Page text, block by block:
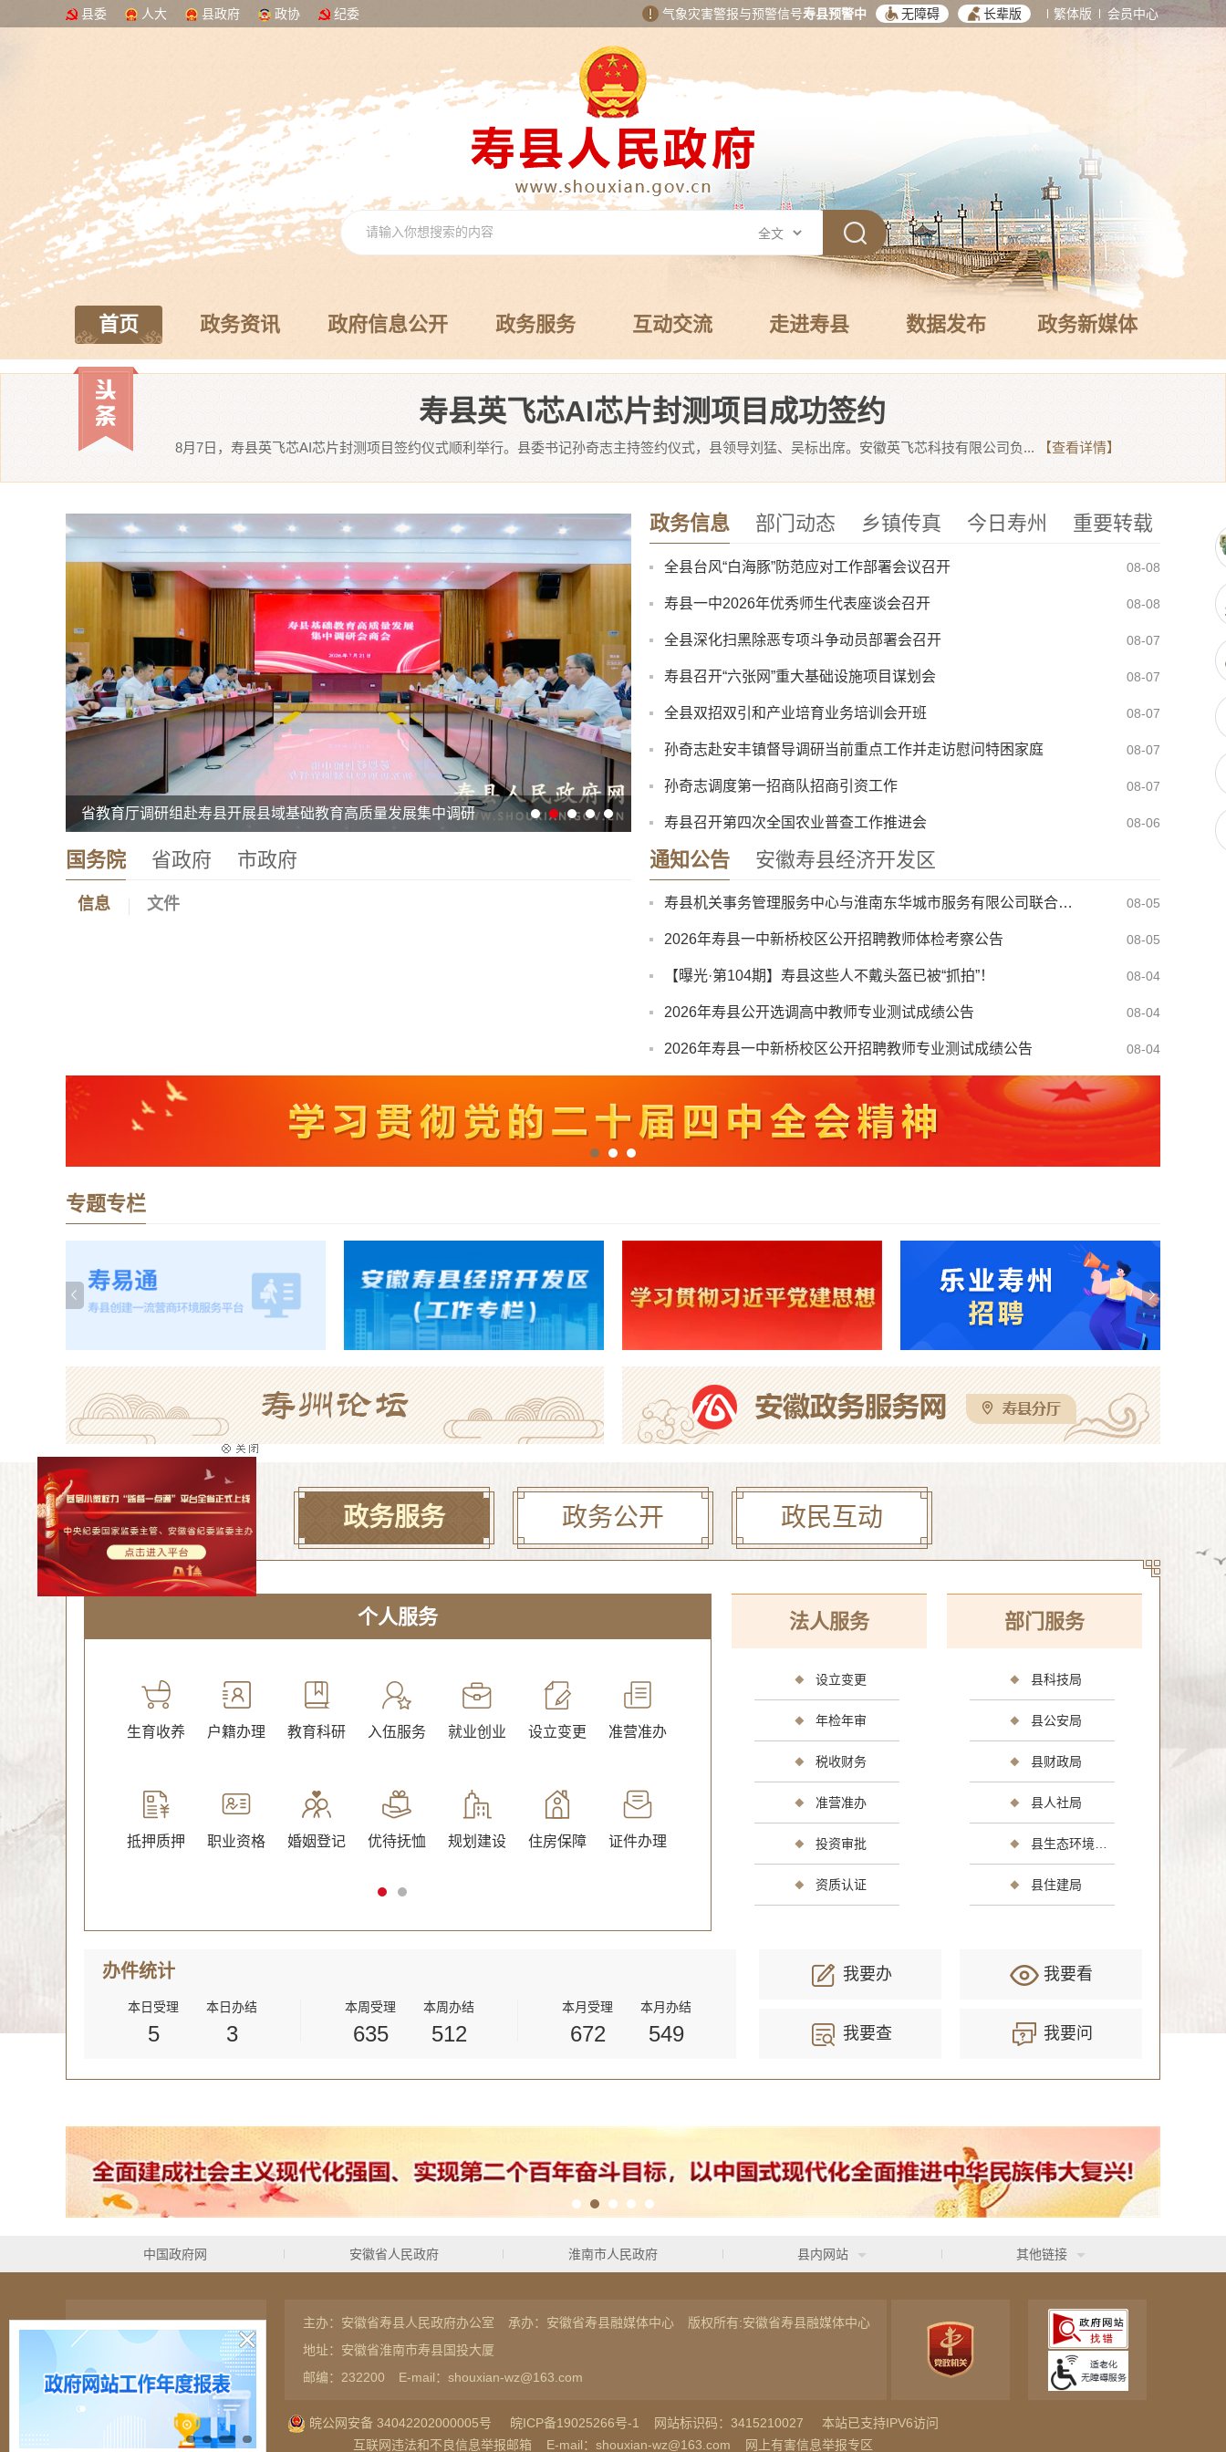
县委 人大 县政府 政协 纪委 气象灾害警报与预警信号寿县预警中 无障碍 长辈版 繁体版 会员中心
首页 政务资讯 政府信息公开 政务服务 互动交流 走进寿县 数据发布 政务新媒体
寿县英飞芯AI芯片封测项目成功签约
8月7日，寿县英飞芯AI芯片封测项目签约仪式顺利举行。县委书记孙奇志主持签约仪式，县领导刘猛、吴标出席。安徽英飞芯科技有限公司负... 【查看详情】
省教育厅调研组赴寿县开展县域基础教育高质量发展集中调研
政务信息 部门动态 乡镇传真 今日寿州 重要转载
全县台风“白海豚”防范应对工作部署会议召开 08-08
寿县一中2026年优秀师生代表座谈会召开 08-08
全县深化扫黑除恶专项斗争动员部署会召开 08-07
寿县召开“六张网”重大基础设施项目谋划会 08-07
全县双招双引和产业培育业务培训会开班 08-07
孙奇志赴安丰镇督导调研当前重点工作并走访慰问特困家庭 08-07
孙奇志调度第一招商队招商引资工作 08-07
寿县召开第四次全国农业普查工作推进会 08-06
国务院 省政府 市政府
信息 文件
通知公告 安徽寿县经济开发区
8月份县直部门领导干部接访安排表 07-31
寿县防汛抗旱指挥部关于启动防汛防台风四级应急响应的通知 08-08
寿县中医院康复楼外加电梯处置（二次）谈判公告
寿县机关事务管理服务中心与淮南东华城市服务有限公司联合公开招聘物业服务工作人员公告 08-05
2026年寿县一中新桥校区公开招聘教师体检考察公告 08-05
【曝光·第104期】寿县这些人不戴头盔已被“抓拍”！ 08-04
2026年寿县公开选调高中教师专业测试成绩公告 08-04
2026年寿县一中新桥校区公开招聘教师专业测试成绩公告 08-04
“寿州古城杯”寿县第三届青歌赛决赛公告 08-03
关于召开寿县珍珠泉、淮南王墓景点门票听证会有关事项公告
08-05
2026年寿县一中新桥校区公开招聘教师体检考察公告 08-05
【曝光·第104期】寿县这些人不戴头盔已被“抓拍”！ 08-04
专题专栏
政务服务 政务公开 政民互动
个人服务
生育收养 户籍办理 教育科研 入伍服务 就业创业 设立变更 准营准办
抵押质押 职业资格 婚姻登记 优待抚恤 规划建设 住房保障 证件办理
旅游观光 消费维权 司法公证
医疗卫生
法人服务
设立变更
年检年审
税收财务
准营准办
投资审批
资质认证
部门服务
县科技局
县公安局
县财政局
县人社局
县住建局
办件统计
本日受理
5
本日办结
3
本周受理
635
本周办结
512
本月受理
672
本月办结
549
我要办 我要看
我要查 我要问
中国政府网 安徽省人民政府 淮南市人民政府 县内网站 其他链接
联系我们 网站地图
隐私保护
主办：安徽省寿县人民政府办公室 承办：安徽省寿县融媒体中心
版权所有:安徽省寿县融媒体中心
地址：安徽省淮南市寿县国投大厦
邮编：232200
E-mail：shouxian-wz@163.com
皖公网安备 34042202000005号 皖ICP备19025266号-1 网站标识码：3415210027
本站已支持IPV6访问
互联网违法和不良信息举报邮箱
E-mail：shouxian-wz@163.com 网上有害信息举报专区